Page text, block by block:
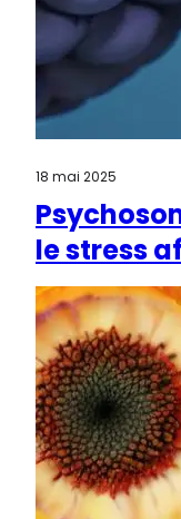
18 mai 2025
le stress